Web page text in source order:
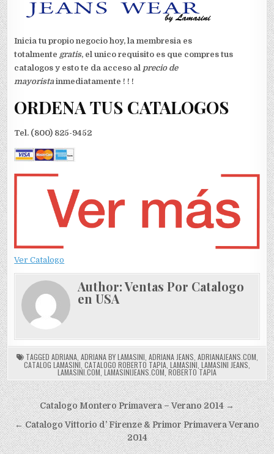
Inicia tu propio negocio hoy, la membresia es
totalmente gratis, el unico requisito es que compres tus
catalogos y esto te da acceso al precio de
mayoristainmediatamente ! ! !
ORDENA TUS CATALOGOS
Tel. (800) 825-9452
Ver Catalogo
Author:Ventas Por Catalogo
en USA
TAGGED ADRIANA, ADRIANA BY LAMASINI ADRIANA JEANS ADRIANAJEANS.COM
CATALOG LAMASINI CATALOGO ROBERTO TAPIA LAMASINI LAMASINI JEANS
LAMASINI.COM LAMASINIJEANS.COM ,ROBERTO TAPIA
Navegación
de
entradas
Catalogo Montero Primavera – Verano 2014 →
← Catalogo Vittorio d’ Firenze & Primor Primavera Verano
2014